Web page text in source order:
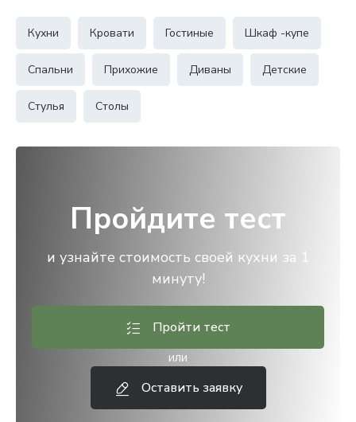
Кухни Кровати Гостиные Шкаф -купе
Спальни Прихожие Диваны Детские
Стулья Столы
Пройдите тест
и узнайте стоимость своей кухни за 1
минуту!
Пройти тест
или
Оставить заявку